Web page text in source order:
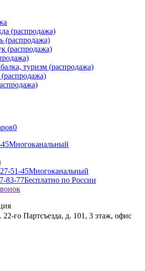
(распродажа)
(распродажа)
(распродажа)
туризм (распродажа)
0
Многоканальный
51-45Многоканальный
83-77Бесплатно по России
го Партсъезда, д. 101, 3 этаж, офис